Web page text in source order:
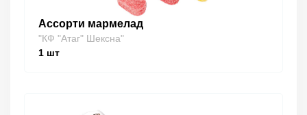
Ассорти мармелад
"КФ "Атаг" Шексна"
1 шт